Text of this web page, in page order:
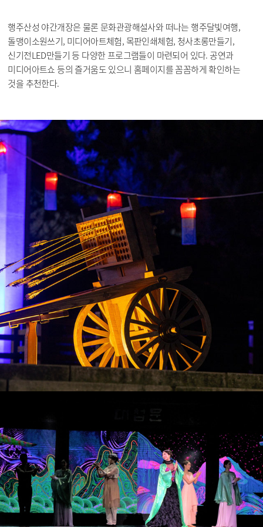
행주산성 야간개장은 물론 문화관광해설사와 떠나는 행주달빛여행,
돌맹이소원쓰기, 미디어아트체험, 목판인쇄체험, 청사초롱만들기,
신기전LED만들기 등 다양한 프로그램들이 마련되어 있다. 공연과
미디어아트쇼 등의 즐거움도 있으니 홈페이지를 꼼꼼하게 확인하는
것을 추천한다.